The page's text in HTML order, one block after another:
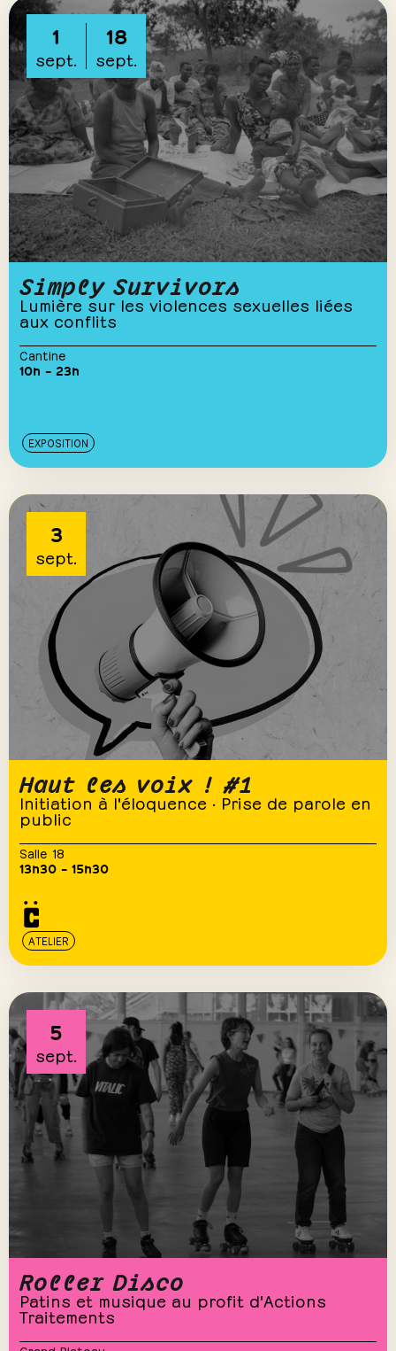
1
sept.
18
sept.
Simply Survivors
Lumière sur les violences sexuelles liées
aux conflits
Cantine
10h – 23h
EXPOSITION
3
sept.
Haut les voix ! #1
Initiation à l'éloquence · Prise de parole en
public
Salle 18
13h30 – 15h30
ATELIER
5
sept.
Roller Disco
Patins et musique au profit d'Actions
Traitements